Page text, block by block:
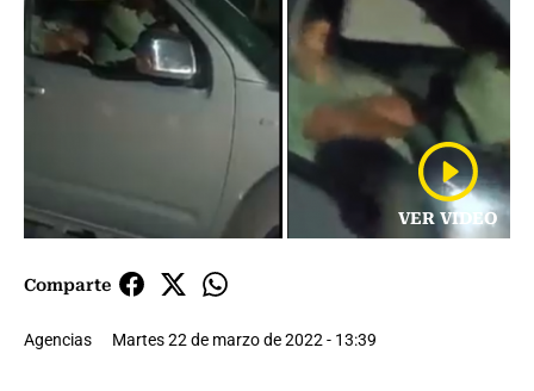
VER VIDEO
Comparte
Agencias Martes 22 de marzo de 2022 - 13:39